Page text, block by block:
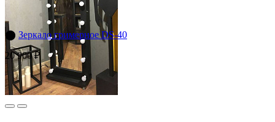
⬤ Зеркало гримерное DS-40
20 900 ₽